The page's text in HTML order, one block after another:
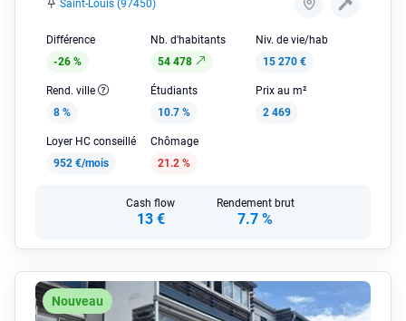
Saint-Louis (97450)
Différence
-26 %
Nb. d'habitants
54 478
Niv. de vie/hab
15 270 €
Rend. ville
8 %
Étudiants
10.7 %
Prix au m²
2 469
Loyer HC conseillé
952 €/mois
Chômage
21.2 %
Cash flow
13 €
Rendement brut
7.7 %
Nouveau